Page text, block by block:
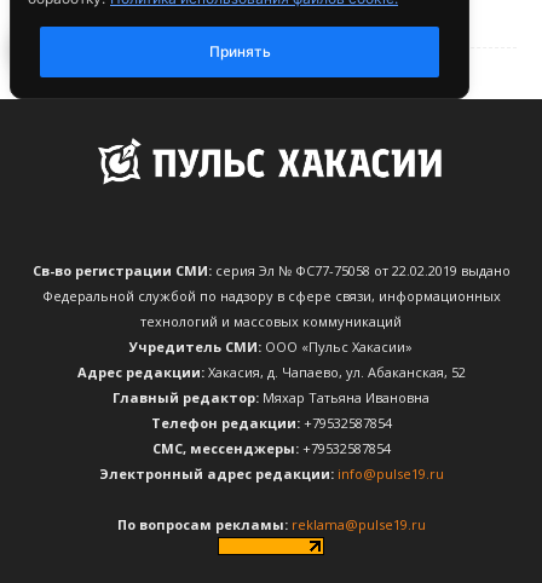
Св-во регистрации СМИ:серия Эл № ФС77-75058 от 22.02.2019 выдано
Федеральной службой по надзору в сфере связи, информационных
технологий и массовых коммуникаций
Учредитель СМИ: ООО «Пульс Хакасии»
Адрес редакции:Хакасия, д. Чапаево, ул. Абаканская, 52
Главный редактор: Мяхар Татьяна Ивановна
Телефон редакции:+79532587854
CМС, мессенджеры:+79532587854
Электронный адрес редакции: info@pulse19.ru
По вопросам рекламы: reklama@pulse19.ru